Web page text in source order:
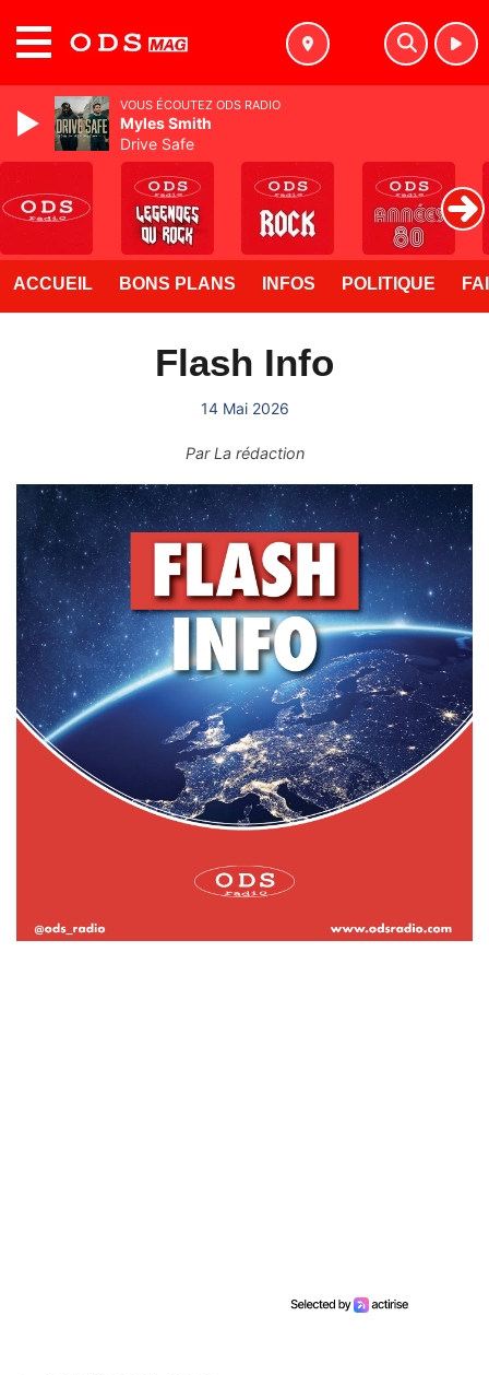
ACCUEIL BONS PLANS INFOS POLITIQUE
Flash Info
14 Mai 2026
ParLa rédaction
VOUS ÉCOUTEZ ODS RADIO
Myles Smith
Drive Safe